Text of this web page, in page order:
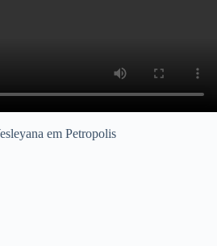
em Petropolis